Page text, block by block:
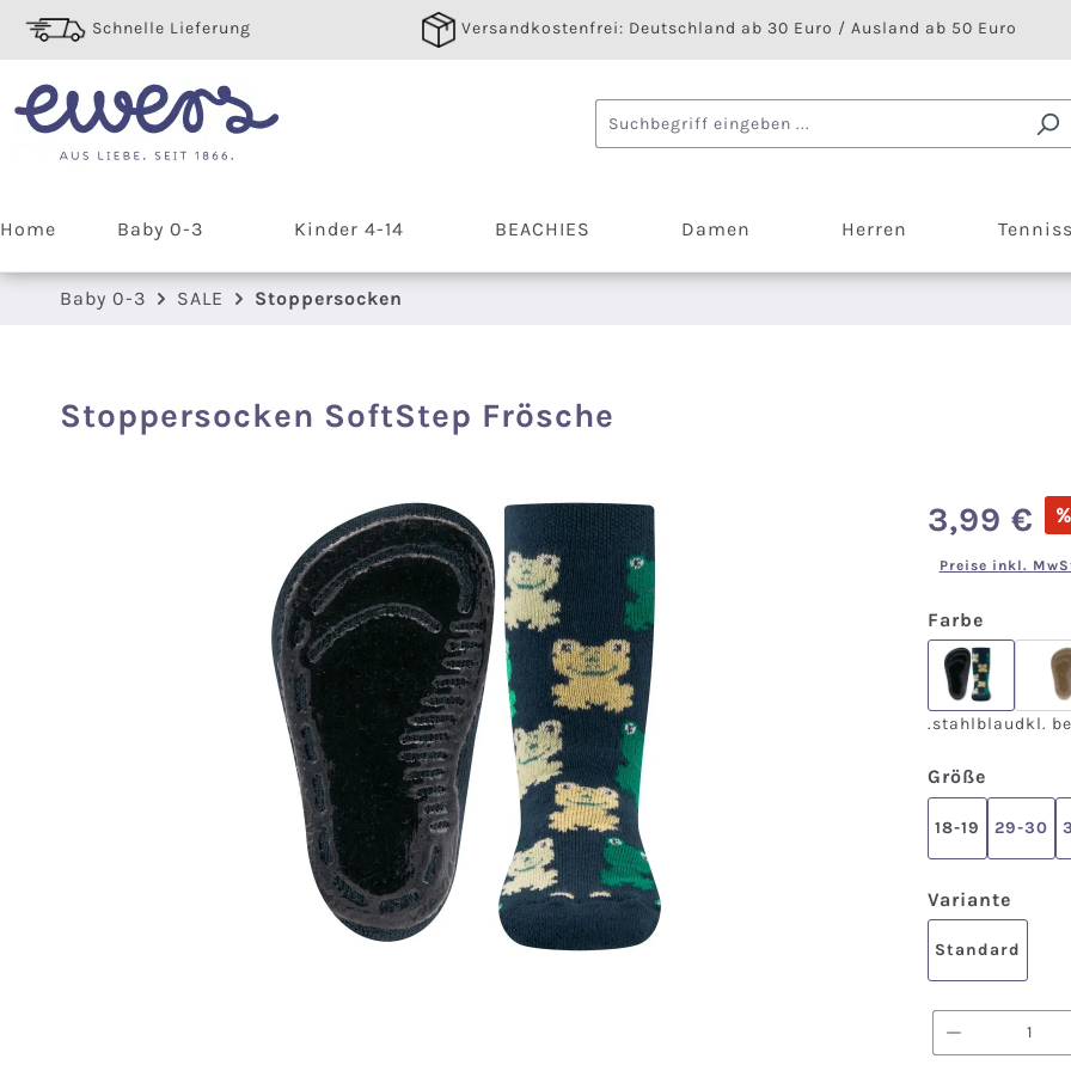
Hauptinhalt springen
Zur Suche springen
Zur Hauptnavigation springen
Schnelle Lieferung Versandkostenfrei: Deutschland ab 30 Euro / Ausland ab 50 Euro
Home Baby 0-3 Kinder 4-14 BEACHIES Damen Herren
Baby 0-3 SALE Stoppersocken
Stoppersocken SoftStep Frösche
Verkaufspreis:
3,99 € %
Preise inkl.
Farbe
.stahlblau
.stahlblaudkl.
Größe
18-19 29-30
Variante
Standard
Produkt